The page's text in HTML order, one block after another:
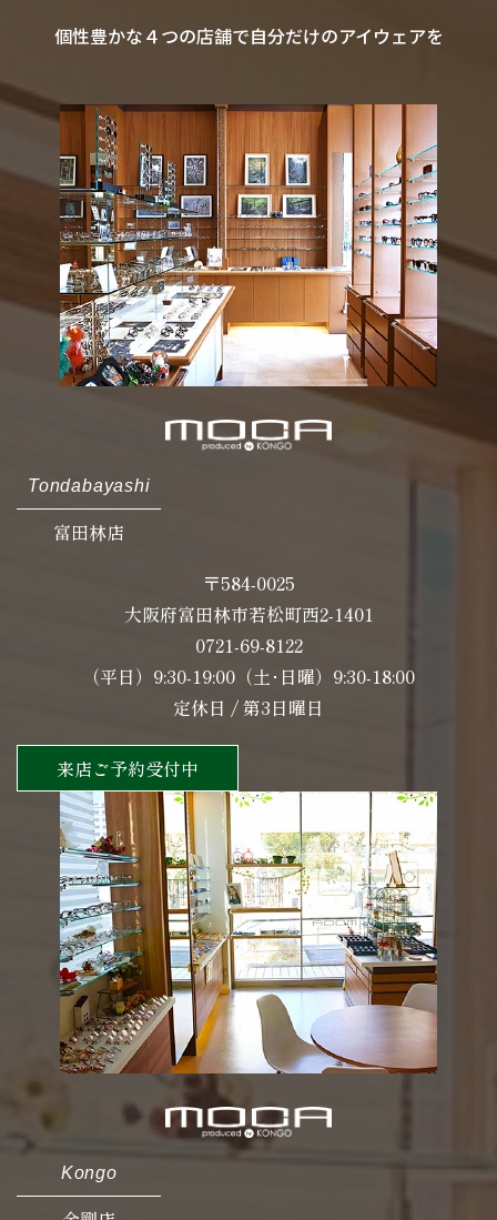
個性豊かな４つの店舗で自分だけのアイウェアを
Tondabayashi
富田林店
〒584-0025
大阪府富田林市若松町西2-1401
0721-69-8122
（平日）9:30-19:00（土･日曜）9:30-18:00
定休日 / 第3日曜日
来店ご予約受付中
Kongo